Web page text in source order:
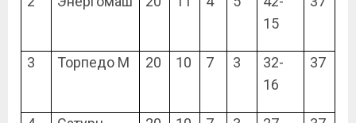
15
3 Торпедо М 20 10 7 3
32-
16
37